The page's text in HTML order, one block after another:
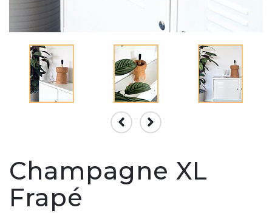
Champagne XL
Frapé